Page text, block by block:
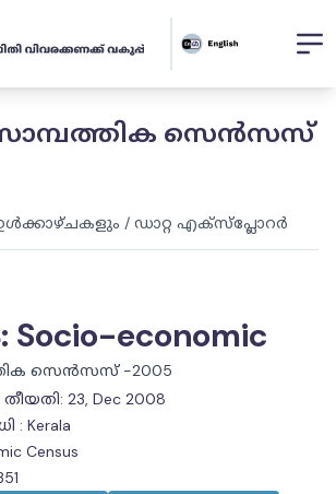
സെൻസസ്
/ ഡാറ്റ എക്സ്പ്ലോറർ
: Socio-economic
സെൻസസ് -2005
തീയതി: 23, Dec 2008
: Kerala
Census